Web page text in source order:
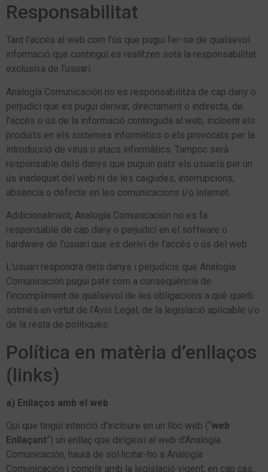
Responsabilitat
Tant l’accés al web com l’ús que pugui fer-se de qualsevol
informació que contingui es realitzen sota la responsabilitat
exclusiva de l’usuari.
Analogía Comunicación no es responsabilitza de cap dany o
perjudici que es pugui derivar, directament o indirecta, de
l’accés o ús de la informació continguda al web, incloent els
produïts en els sistemes informàtics o els provocats per la
introducció de virus o atacs informàtics. Tampoc serà
responsable dels danys que puguin patir els usuaris per un
ús inadequat del web ni de les caigudes, interrupcions,
absència o defecte en les comunicacions i/o Internet.
Addicionalment, Analogía Comunicación no es fa
responsable de cap dany o perjudici en el software o
hardware de l’usuari que es derivi de l’accés o ús del web.
L’usuari respondrà dels danys i perjudicis que Analogía
Comunicación pugui patir com a conseqüència de
l’incompliment de qualsevol de les obligacions a què quedi
sotmès en virtut de l’Avís Legal, de la legislació aplicable i/o
de la resta de polítiques.
Política en matèria d’enllaços
(links)
a) Enllaços amb el web
Qui que tingui intenció d’incloure en un lloc web (“web
Enllaçant”) un enllaç que dirigeixi al web d’Analogía
Comunicación, haurà de sol·licitar-ho a Analogía
Comunicación i complir amb la legislació vigent; en cap cas,